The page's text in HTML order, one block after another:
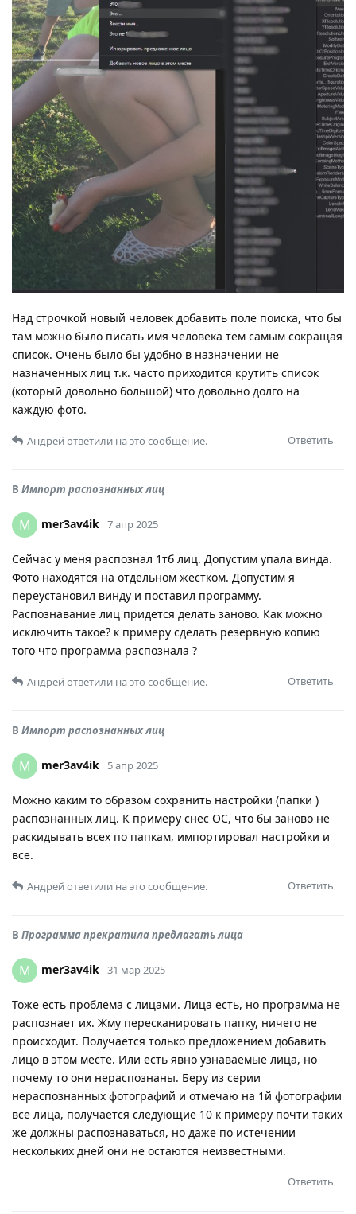
Над строчкой новый человек добавить поле поиска, что бы
там можно было писать имя человека тем самым сокращая
список. Очень было бы удобно в назначении не
назначенных лиц т.к. часто приходится крутить список
(который довольно большой) что довольно долго на
каждую фото.
Ответить
Андрейответили на это сообщение.
В Импорт распознанных лиц
M mer3av4ik 7 апр 2025
Сейчас у меня распознал 1тб лиц. Допустим упала винда.
Фото находятся на отдельном жестком. Допустим я
переустановил винду и поставил программу.
Распознавание лиц придется делать заново. Как можно
исключить такое? к примеру сделать резервную копию
того что программа распознала ?
Ответить
Андрейответили на это сообщение.
В Импорт распознанных лиц
M mer3av4ik 5 апр 2025
Можно каким то образом сохранить настройки (папки )
распознанных лиц. К примеру снес ОС, что бы заново не
раскидывать всех по папкам, импортировал настройки и
все.
Ответить
Андрейответили на это сообщение.
В Программа прекратила предлагать лица
M mer3av4ik 31 мар 2025
Тоже есть проблема с лицами. Лица есть, но программа не
распознает их. Жму пересканировать папку, ничего не
происходит. Получается только предложением добавить
лицо в этом месте. Или есть явно узнаваемые лица, но
почему то они нераспознаны. Беру из серии
нераспознанных фотографий и отмечаю на 1й фотографии
все лица, получается следующие 10 к примеру почти таких
же должны распознаваться, но даже по истечении
нескольких дней они не остаются неизвестными.
Ответить